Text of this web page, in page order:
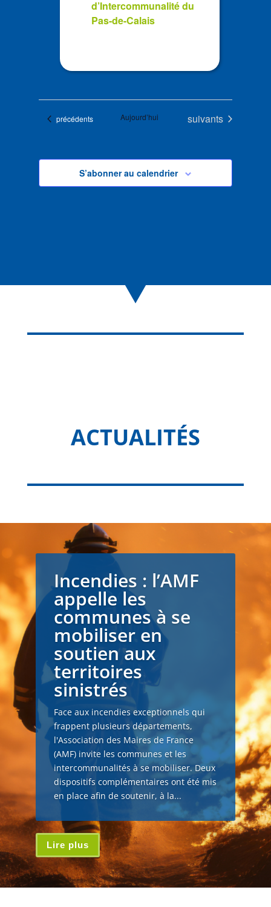
d’Intercommunalité du
Pas-de-Calais
Évènements
précédents Aujourd’hui Évènements
suivants
S’abonner au calendrier
ACTUALITÉS
Incendies : l’AMF
appelle les
communes à se
mobiliser en
soutien aux
territoires
sinistrés
Face aux incendies exceptionnels qui
frappent plusieurs départements,
l'Association des Maires de France
(AMF) invite les communes et les
intercommunalités à se mobiliser. Deux
dispositifs complémentaires ont été mis
en place afin de soutenir, à la...
Lire plus